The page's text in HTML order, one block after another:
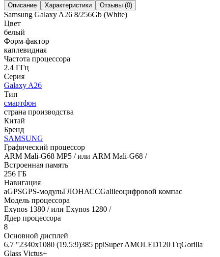
Описание Характеристики Отзывы (0)
Samsung Galaxy A26 8/256Gb (White)
Цвет
белый
Форм-фактор
каплевидная
Частота процессора
2.4 ГГц
Серия
Galaxy A26
Тип
смартфон
страна производства
Китай
Бренд
SAMSUNG
Графический процессор
ARM Mali-G68 MP5 / или ARM Mali-G68 /
Встроенная память
256 ГБ
Навигация
aGPSGPS-модульГЛОНАССGalileoцифровой компас
Модель процессора
Exynos 1380 / или Exynos 1280 /
Ядер процессора
8
Основной дисплей
6.7 "2340x1080 (19.5:9)385 ppiSuper AMOLED120 ГцGorilla
Glass Victus+